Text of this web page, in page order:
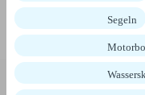
Segeln